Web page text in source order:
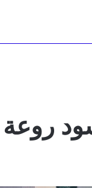
روعة